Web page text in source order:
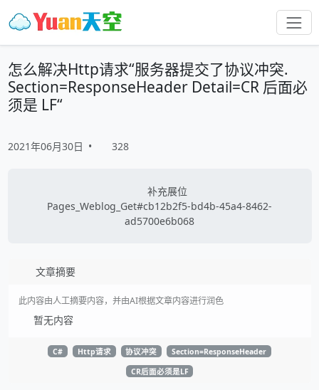
怎么解决Http请求“服务器提交了协议冲突.
Section=ResponseHeader Detail=CR 后面必
须是 LF“
2021年06月30日 • 328
补充展位
Pages_Weblog_Get#cb12b2f5-bd4b-45a4-8462-
ad5700e6b068
文章摘要
此内容由人工摘要内容，并由AI根据文章内容进行润色
暂无内容
C# Http请求 协议冲突
Section=ResponseHeader
CR后面必须是LF